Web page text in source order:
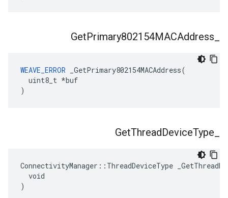
GetPrimary802154MACAddress
WEAVE_ERROR _GetPrimary802154MACAddress(
  uint8_t *buf
)
GetThreadDeviceType
ConnectivityManager::ThreadDeviceType
  void
)